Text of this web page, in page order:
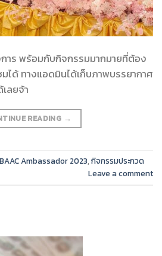
าร พร้อมกับกิจกรรมมากมายที่ต้อง
มได้ ทางแอดมินได้เก็บภาพบรรยากาศ
ลยจ้า
READING →
BAAC Ambassador 2023, กิจกรรมประกวด
Leave a comment